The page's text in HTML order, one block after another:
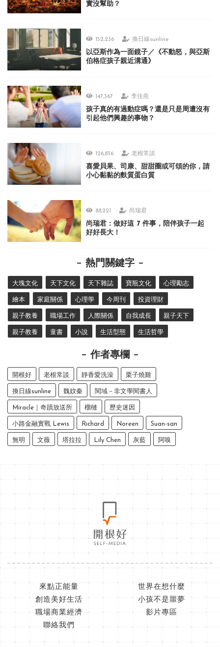
實沒幫助？
152,236 換日線sunline
以亞斯作為一面鏡子／《不動怒，與亞斯
伯格症孩子親近溝通》
147,367 李佳燕
孩子真的有過動症嗎？還是只是周遭沒有
引起他們興趣的事物？
126,836 老根常談
喜愛貝果、司康、甜甜圈或可頌的你，請
小心黏黏的麩質蛋白質
88,221 尚瑞君
尚瑞君：做好這 7 件事，陪伴孩子一起
好好長大！
熱門關鍵字
大塊文化 天下文化 天下雜誌 寶瓶文化 心理勵志
繪本 家庭關係 心理學 今周刊 投資理財
親子教養 職場工作 人際關係 自我成長 親子天下
親子教養 童書 小說 生活型態 生活哲學
作者專欄
開根好 老根常談 靜香愛洗澡 栗子燒雞
換日線sunline 魏妏秦 閱域－非文學閱書人
Miracle｜奇蹟放送所 榴槤 歷史迷因
小路金融實戰 Lewis Richard Noreen Suan-san
無明 文薇 塔拉拉 Lily Chen 灰藍 阿嗅
來點正能量
世界在想什麼
創造美好生活
小孩不是噩夢
職場商業經濟
影片專區
聯絡我們